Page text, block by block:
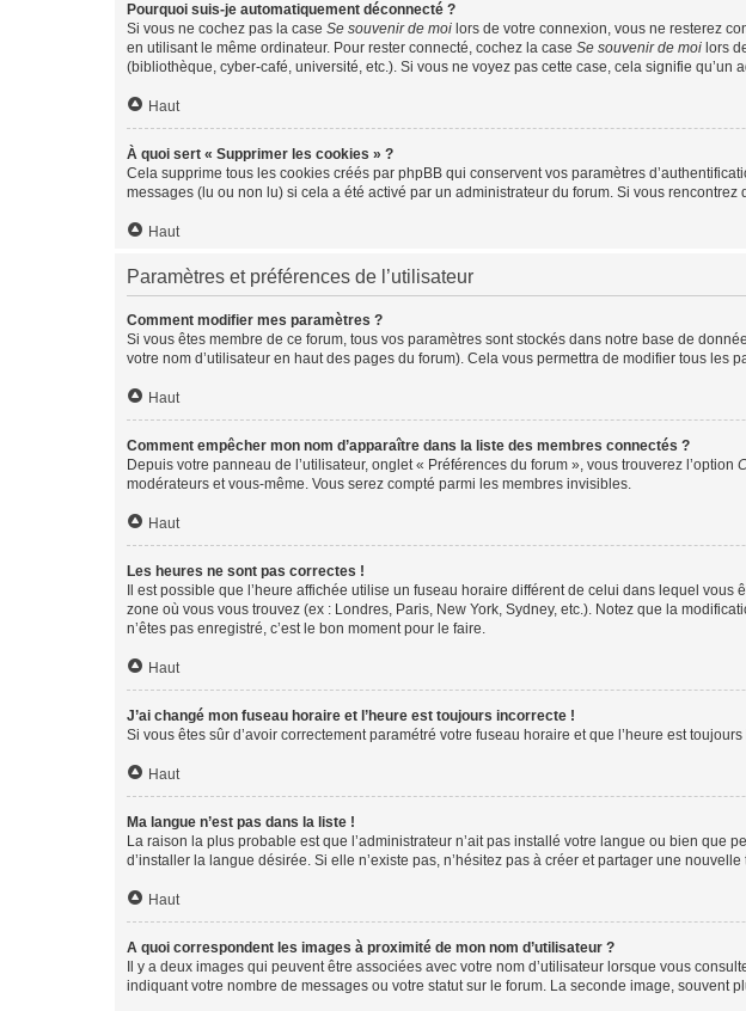
Pourquoi suis-je automatiquement déconnecté ?
Si vous ne cochez pas la case Se souvenir de moi lors de votre connexion, vous ne resterez
en utilisant le même ordinateur. Pour rester connecté, cochez la case Se souvenir de moi lors
(bibliothèque, cyber-café, université, etc.). Si vous ne voyez pas cette case, cela signifie qu’un
Haut
À quoi sert « Supprimer les cookies » ?
Cela supprime tous les cookies créés par phpBB qui conservent vos paramètres
messages (lu ou non lu) si cela a été activé par un administrateur du forum. Si vous
Haut
Paramètres et préférences de l’utilisateur
Comment modifier mes paramètres ?
Si vous êtes membre de ce forum, tous vos paramètres sont stockés dans notre base de
votre nom d’utilisateur en haut des pages du forum). Cela vous permettra de modifier tous les
Haut
Comment empêcher mon nom d’apparaître dans la liste des membres connectés ?
Depuis votre panneau de l’utilisateur, onglet « Préférences du forum », vous trouverez l’option
modérateurs et vous-même. Vous serez compté parmi les membres invisibles.
Haut
Les heures ne sont pas correctes !
Il est possible que l’heure affichée utilise un fuseau horaire différent de celui dans lequel vous
zone où vous vous trouvez (ex : Londres, Paris, New York, Sydney, etc.). Notez que la
n’êtes pas enregistré, c’est le bon moment pour le faire.
Haut
J’ai changé mon fuseau horaire et l’heure est toujours incorrecte !
Si vous êtes sûr d’avoir correctement paramétré votre fuseau horaire et que l’heure est
Haut
Ma langue n’est pas dans la liste !
La raison la plus probable est que l’administrateur n’ait pas installé votre langue ou bien que
d’installer la langue désirée. Si elle n’existe pas, n’hésitez pas à créer et partager une
Haut
A quoi correspondent les images à proximité de mon nom d’utilisateur ?
Il y a deux images qui peuvent être associées avec votre nom d’utilisateur lorsque vous
indiquant votre nombre de messages ou votre statut sur le forum. La seconde image, souvent